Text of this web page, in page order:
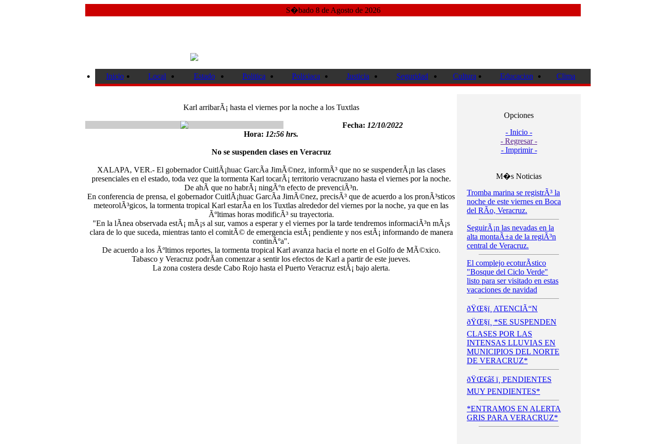
S�bado 8 de Agosto de 2026
Inicio Local Estado Politica Policiaca Justicia Seguridad Cultura Educacion Clima
Karl arribarÃ¡ hasta el viernes por la noche a los Tuxtlas
Fecha: 12/10/2022
Hora: 12:56 hrs.
No se suspenden clases en Veracruz
XALAPA, VER.- El gobernador CuitlÃ¡huac GarcÃ­a JimÃ©nez, informÃ³ que no se suspenderÃ¡n las clases
presenciales en el estado, toda vez que la tormenta Karl tocarÃ¡ territorio veracruzano hasta el viernes por la noche.
De ahÃ­ que no habrÃ¡ ningÃºn efecto de prevenciÃ³n.
En conferencia de prensa, el gobernador CuitlÃ¡huac GarcÃ­a JimÃ©nez, precisÃ³ que de acuerdo a los pronÃ³sticos
meteorolÃ³gicos, la tormenta tropical Karl estarÃ­a en los Tuxtlas alrededor del viernes por la noche, ya que en las
Ãºltimas horas modificÃ³ su trayectoria.
"En la lÃ­nea observada estÃ¡ mÃ¡s al sur, vamos a esperar y el viernes por la tarde tendremos informaciÃ³n mÃ¡s
clara de lo que suceda, mientras tanto el comitÃ© de emergencia estÃ¡ pendiente y nos estÃ¡ informando de manera
continÃºa".
De acuerdo a los Ãºltimos reportes, la tormenta tropical Karl avanza hacia el norte en el Golfo de MÃ©xico.
Tabasco y Veracruz podrÃ­an comenzar a sentir los efectos de Karl a partir de este jueves.
La zona costera desde Cabo Rojo hasta el Puerto Veracruz estÃ¡ bajo alerta.
Opciones
- Inicio -
- Regresar -
- Imprimir -
M�s Noticias
Tromba marina se registrÃ³ la
noche de este viernes en Boca
del RÃ­o, Veracruz.
SeguirÃ¡n las nevadas en la
alta montaÃ±a de la regiÃ³n
central de Veracruz.
El complejo ecoturÃ­stico
"Bosque del Ciclo Verde"
listo para ser visitado en estas
vacaciones de navidad
ðŸŒ§ï¸ ATENCIÃ“N
ðŸŒ§ï¸ *SE SUSPENDEN
CLASES POR LAS
INTENSAS LLUVIAS EN
MUNICIPIOS DEL NORTE
DE VERACRUZ*
ðŸŒ€âš ï¸ PENDIENTES
MUY PENDIENTES*
*ENTRAMOS EN ALERTA
GRIS PARA VERACRUZ*